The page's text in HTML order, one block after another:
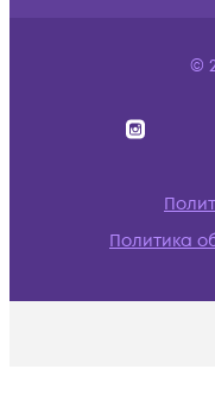
©
Политика